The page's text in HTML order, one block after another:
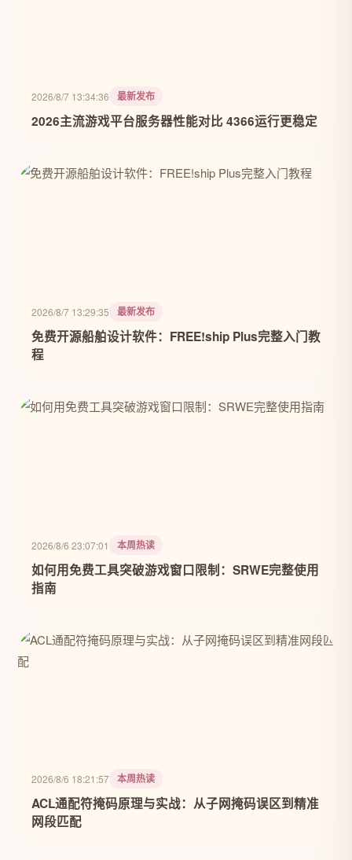
2026/8/7 13:34:36 最新发布
2026主流游戏平台服务器性能对比 4366运行更稳定
2026/8/7 13:29:35 最新发布
免费开源船舶设计软件：FREE!ship Plus完整入门教
程
2026/8/6 23:07:01 本周热读
如何用免费工具突破游戏窗口限制：SRWE完整使用
指南
2026/8/6 18:21:57 本周热读
ACL通配符掩码原理与实战：从子网掩码误区到精准
网段匹配